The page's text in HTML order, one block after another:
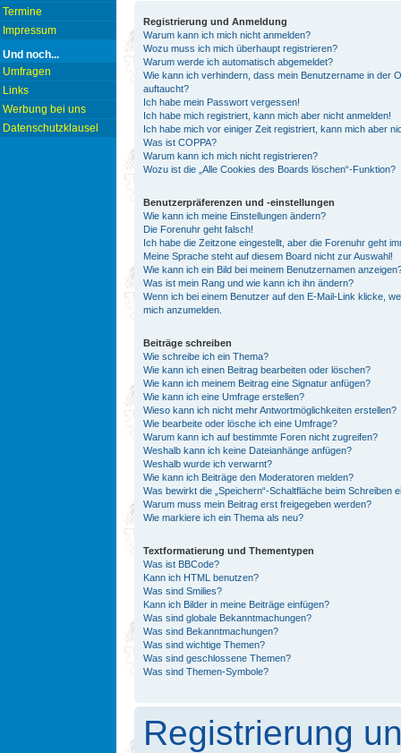
Termine
Impressum
Und noch...
Umfragen
Links
Werbung bei uns
Datenschutzklausel
Registrierung und Anmeldung
Warum kann ich mich nicht anmelden?
Wozu muss ich mich überhaupt registrieren?
Warum werde ich automatisch abgemeldet?
Wie kann ich verhindern, dass mein Benutzername in der
auftaucht?
Ich habe mein Passwort vergessen!
Ich habe mich registriert, kann mich aber nicht anmelden!
Ich habe mich vor einiger Zeit registriert, kann mich aber
Was ist COPPA?
Warum kann ich mich nicht registrieren?
Wozu ist die „Alle Cookies des Boards löschen“-Funktion?
Benutzerpräferenzen und -einstellungen
Wie kann ich meine Einstellungen ändern?
Die Forenuhr geht falsch!
Ich habe die Zeitzone eingestellt, aber die Forenuhr geht
Meine Sprache steht auf diesem Board nicht zur Auswahl!
Wie kann ich ein Bild bei meinem Benutzernamen
Was ist mein Rang und wie kann ich ihn ändern?
Wenn ich bei einem Benutzer auf den E-Mail-Link klicke,
mich anzumelden.
Beiträge schreiben
Wie schreibe ich ein Thema?
Wie kann ich einen Beitrag bearbeiten oder löschen?
Wie kann ich meinem Beitrag eine Signatur anfügen?
Wie kann ich eine Umfrage erstellen?
Wieso kann ich nicht mehr Antwortmöglichkeiten erstellen?
Wie bearbeite oder lösche ich eine Umfrage?
Warum kann ich auf bestimmte Foren nicht zugreifen?
Weshalb kann ich keine Dateianhänge anfügen?
Weshalb wurde ich verwarnt?
Wie kann ich Beiträge den Moderatoren melden?
Was bewirkt die „Speichern“-Schaltfläche beim Schreiben
Warum muss mein Beitrag erst freigegeben werden?
Wie markiere ich ein Thema als neu?
Textformatierung und Thementypen
Was ist BBCode?
Kann ich HTML benutzen?
Was sind Smilies?
Kann ich Bilder in meine Beiträge einfügen?
Was sind globale Bekanntmachungen?
Was sind Bekanntmachungen?
Was sind wichtige Themen?
Was sind geschlossene Themen?
Was sind Themen-Symbole?
Registrierung